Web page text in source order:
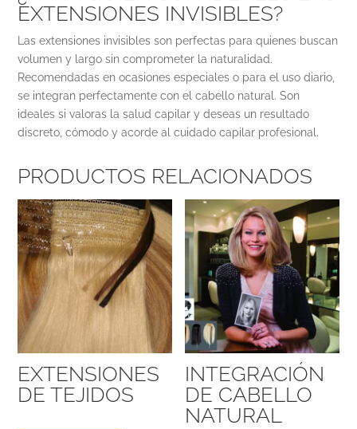
EXTENSIONES INVISIBLES?
Las extensiones invisibles son perfectas para quienes buscan
volumen y largo sin comprometer la naturalidad.
Recomendadas en ocasiones especiales o para el uso diario,
se integran perfectamente con el cabello natural. Son
ideales si valoras la salud capilar y deseas un resultado
discreto, cómodo y acorde al cuidado capilar profesional.
PRODUCTOS RELACIONADOS
EXTENSIONES
DE TEJIDOS
INTEGRACIÓN
DE CABELLO
NATURAL